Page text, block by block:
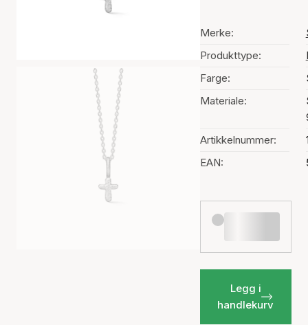
Merke:
Produkttype:
Farge:
Materiale:
Artikkelnummer:
EAN:
Legg i
handlekurv